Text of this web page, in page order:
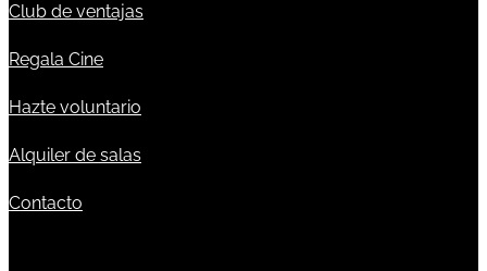
Club de ventajas
Regala Cine
Hazte voluntario
Alquiler de salas
Contacto